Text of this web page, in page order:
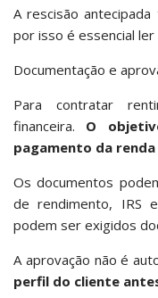
A rescisão
por isso é essencial
Documentação e
Para contratar
financeira. O
pagamento da renda
Os documentos
de rendimento, IRS
podem ser exigidos
A aprovação não é
perfil do cliente